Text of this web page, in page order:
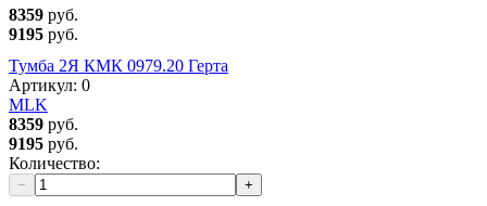
8359 руб.
9195 руб.
Тумба 2Я КМК 0979.20 Герта
Артикул: 0
MLK
8359 руб.
9195 руб.
Количество:
− +